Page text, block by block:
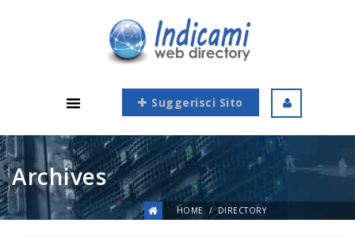
Suggerisci Sito
Archives
HOME DIRECTORY